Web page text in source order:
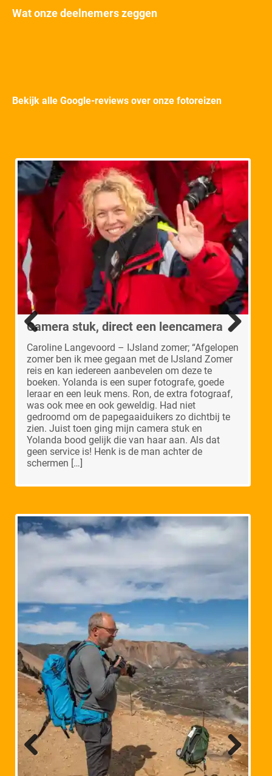
Wat onze deelnemers zeggen
Bekijk alle Google-reviews over onze fotoreizen
Prachtige panorama’s
Camera stuk, direct een leencamera
Caroline Langevoord – IJsland zomer; “Afgelopen
zomer ben ik mee gegaan met de IJsland Zomer
reis en kan iedereen aanbevelen om deze te
boeken. Yolanda is een super fotografe, goede
leraar en een leuk mens. Ron, de extra fotograaf,
was ook mee en ook geweldig. Had niet
gedroomd om de papegaaiduikers zo dichtbij te
zien. Juist toen ging mijn camera stuk en
Yolanda bood gelijk die van haar aan. Als dat
geen service is! Henk is de man achter de
schermen […]
Fascinerend land
Super gezellig
Previous Next